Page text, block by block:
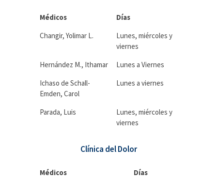
Médicos
Días
Changir, Yolimar L.
Lunes, miércoles y
viernes
Hernández M., Ithamar
Lunes a Viernes
Ichaso de Schall-
Emden, Carol
Lunes a viernes
Parada, Luis
Lunes, miércoles y
viernes
Clínica del Dolor
Médicos
Días